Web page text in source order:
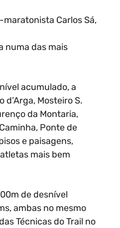
Carlos Sá,
numa das mais
acumulado, a
Mosteiro S.
da Montaria,
Ponte de
e paisagens,
mais bem
de desnível
ambas no mesmo
Técnicas do Trail no